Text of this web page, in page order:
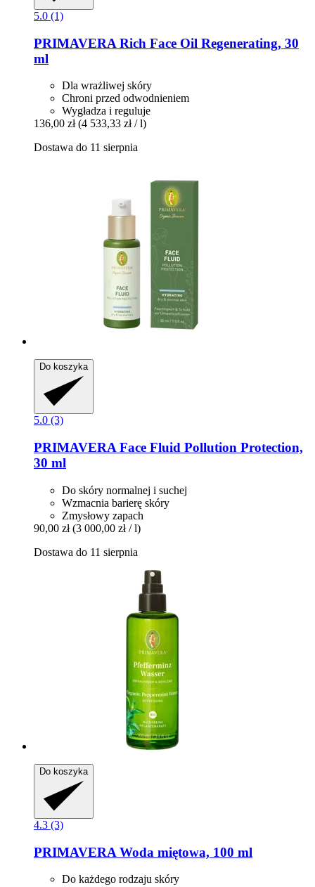
5.0 (1)
PRIMAVERA Rich Face Oil Regenerating, 30
ml
Dla wrażliwej skóry
Chroni przed odwodnieniem
Wygładza i reguluje
136,00 zł (4 533,33 zł / l)
Dostawa do 11 sierpnia
Do koszyka
5.0 (3)
PRIMAVERA Face Fluid Pollution Protection,
30 ml
Do skóry normalnej i suchej
Wzmacnia barierę skóry
Zmysłowy zapach
90,00 zł (3 000,00 zł / l)
Dostawa do 11 sierpnia
Do koszyka
4.3 (3)
PRIMAVERA Woda miętowa, 100 ml
Do każdego rodzaju skóry